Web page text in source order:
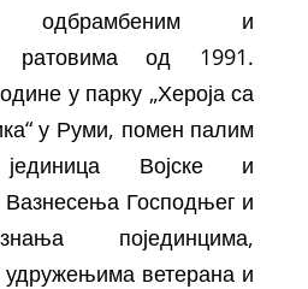
и
ратовима од 1991.
у парку „Хероја са
у Руми, помен палим
јединица Војске и
Вазнесења Господњег и
појединцима,
удружењима ветерана и